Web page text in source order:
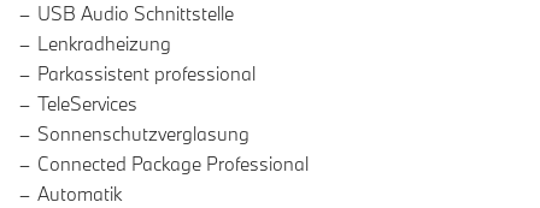
USB Audio Schnittstelle
Lenkradheizung
Parkassistent professional
TeleServices
Sonnenschutzverglasung
Connected Package Professional
Automatik